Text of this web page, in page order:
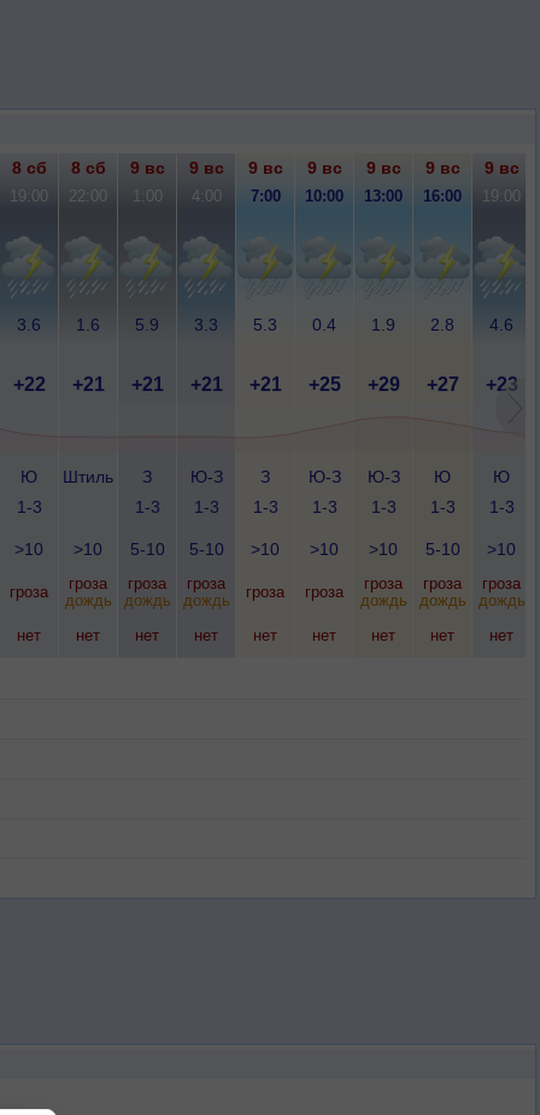
8 сб 8 сб 9 вс 9 вс 9 вс 9 вс 9 вс 9 вс 9 вс
19:00 22:00 1:00 4:00 7:00 10:00 13:00 16:00 19:00
3.6 1.6 5.9 3.3 5.3 0.4 1.9 2.8 4.6
+22 +21 +21 +21 +21 +25 +29 +27 +23
Ю
1-3
Штиль
З
1-3
Ю-З
1-3
З
1-3
Ю-З
1-3
Ю-З
1-3
Ю
1-3
Ю
1-3
>10 >10 5-10 5-10 >10 >10 >10 5-10 >10
гроза
гроза
дождь
гроза
дождь
гроза
дождь
гроза гроза
гроза
дождь
гроза
дождь
гроза
дождь
нет нет нет нет нет нет нет нет нет